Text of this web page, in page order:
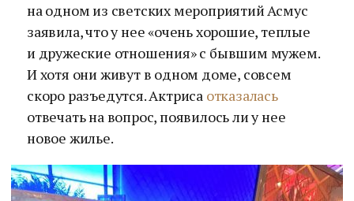
на одном из светских мероприятий Асмус
заявила, что у нее «очень хорошие, теплые
и дружеские отношения» с бывшим мужем.
И хотя они живут в одном доме, совсем
скоро разъедутся. Актриса отказалась
отвечать на вопрос, появилось ли у нее
новое жилье.